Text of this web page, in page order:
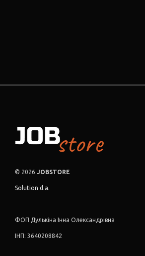
© 2026 JOBSTORE
Solution d.a.
ФОП Дулькіна Інна Олександрівна
ІНП: 3640208842